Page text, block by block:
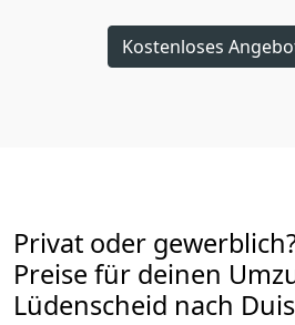
Kostenloses
Privat oder
Preise für deinen
Lüdenscheid nach